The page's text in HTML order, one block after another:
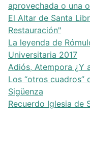
aprovechada o una
El Altar de Santa
Restauración"
La leyenda de
Universitaria 2017
Adiós, Atempora ¿Y
Los “otros
Sigüenza
Recuerdo Iglesia de